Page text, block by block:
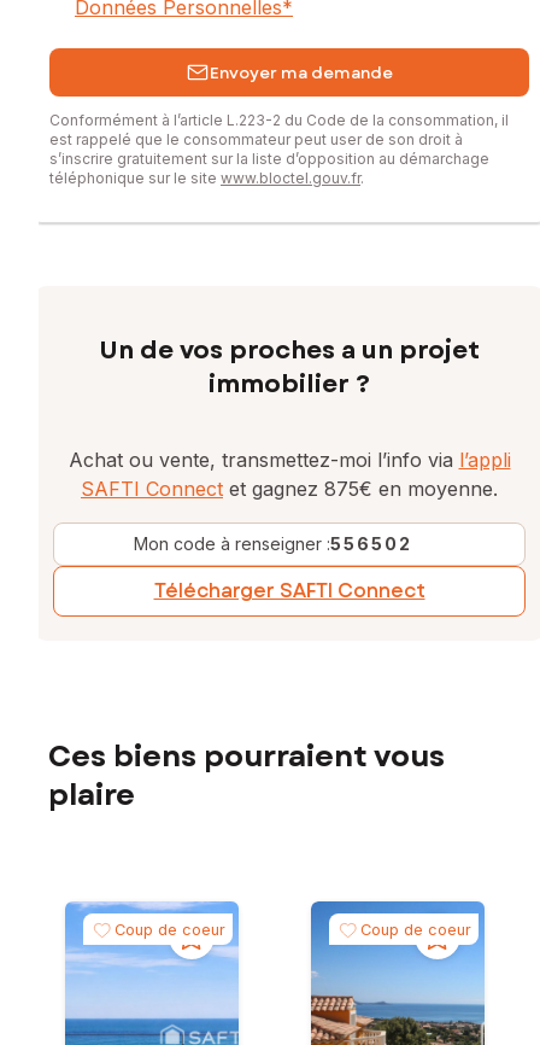
Données Personnelles*
Envoyer ma demande
Conformément à l’article L.223-2 du Code de la consommation, il
est rappelé que le consommateur peut user de son droit à
s’inscrire gratuitement sur la liste d’opposition au démarchage
téléphonique sur le site www.bloctel.gouv.fr.
Un de vos proches a un projet
immobilier ?
Achat ou vente, transmettez-moi l’info via l’appli
SAFTI Connect et gagnez 875€ en moyenne.
Mon code à renseigner :556502
Télécharger SAFTI Connect
Ces biens pourraient vous
plaire
Coup de coeur Coup de coeur